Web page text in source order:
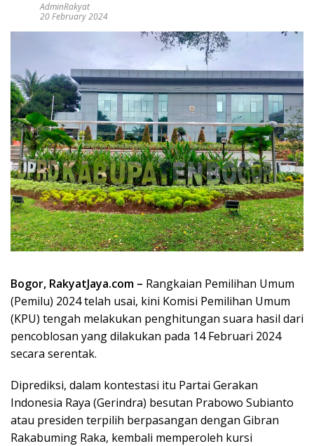
AdminRakyat
20 February 2024
Bogor, RakyatJaya.com – Rangkaian Pemilihan Umum
(Pemilu) 2024 telah usai, kini Komisi Pemilihan Umum
(KPU) tengah melakukan penghitungan suara hasil dari
pencoblosan yang dilakukan pada 14 Februari 2024
secara serentak.
Diprediksi, dalam kontestasi itu Partai Gerakan
Indonesia Raya (Gerindra) besutan Prabowo Subianto
atau presiden terpilih berpasangan dengan Gibran
Rakabuming Raka, kembali memperoleh kursi